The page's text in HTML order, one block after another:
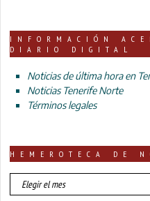
INFORMACIÓN
DIARIO DIGITAL
Noticias de última hora en
Noticias Tenerife Norte
Términos legales
HEMEROTECA DE
HEMEROTECA
DE